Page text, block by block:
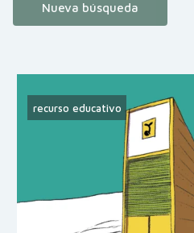
Nueva búsqueda
recurso educativo